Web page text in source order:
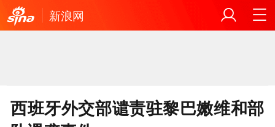
新浪网
西班牙外交部谴责驻黎巴嫩维和部